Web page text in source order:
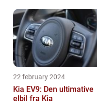
22 february 2024
Kia EV9: Den ultimative
elbil fra Kia